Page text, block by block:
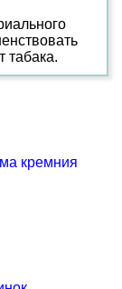
табака.
кремния